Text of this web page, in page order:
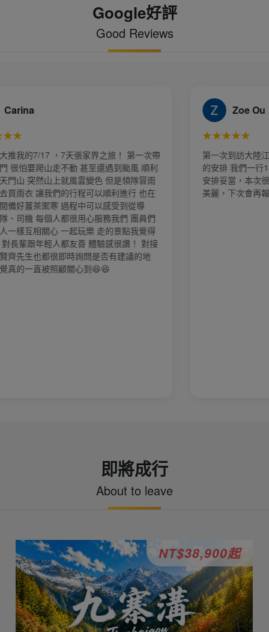
Google好評
Good Reviews
帶
利
第一次到訪大陸江南水鄉六日遊，旅行社規劃細心
的安排 我們一行14人出遊順利，規劃路線及時間
安排妥當，本次很幸運 每日天氣很好，風景更是
美麗，下次會再報名參加～
即將成行
About to leave
NT$38,900起